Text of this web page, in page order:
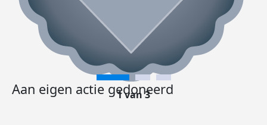
Aan eigen actie gedoneerd
1 van 3